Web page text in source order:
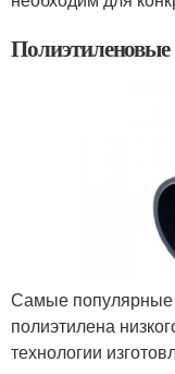
Самые популярные
полиэтилена
технологии